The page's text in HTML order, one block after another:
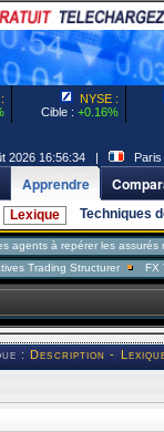
NYSE :
Cible : +0.16%
2026 16:56:34 |
Apprendre
Lexique Techniques
à repérer les assurés
Structurer FX Trader
:Description -